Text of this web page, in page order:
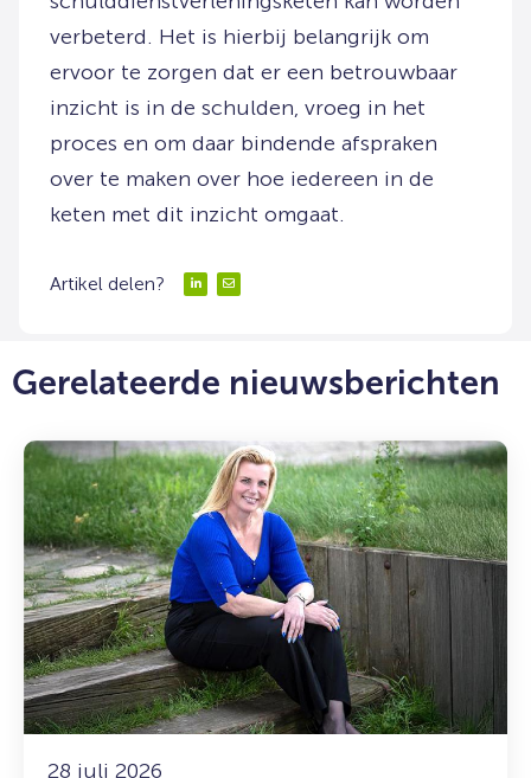
verbeterd. Het is hierbij belangrijk om
ervoor te zorgen dat er een betrouwbaar
inzicht is in de schulden, vroeg in het
proces en om daar bindende afspraken
over te maken over hoe iedereen in de
keten met dit inzicht omgaat.
Artikel delen?
DelenDelen
Gerelateerde nieuwsberichten
28 juli 2026
Lees
meer
over:
Ruimte
voor
een
normaal
leven,
ook
in
een
betalingsregeling